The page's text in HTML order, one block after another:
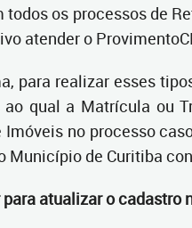
todos os processos de
atender o
para realizar esses
qual a Matrícula ou
Imóveis no processo
Município de Curitiba
para atualizar o